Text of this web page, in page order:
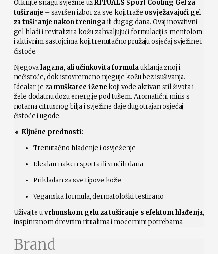
Otkrijte snagu svježine uzRITUALS Sport Cooling Gel za
tuširanje – savršen izbor za sve koji traže osvježavajući gel
za tuširanje nakon treningaili dugog dana. Ovaj inovativni
gel hladi i revitalizira kožu zahvaljujući formulaciji s mentolom
i aktivnim sastojcima koji trenutačno pružaju osjećaj svježine i
čistoće.
Njegovalagana, ali učinkovita formulauklanja znoj i
nečistoće, dok istovremeno njeguje kožu bez isušivanja.
Idealan je za muškarce i žene koji vode aktivan stil života i
žele dodatnu dozu energije pod tušem. Aromatični miris s
notama citrusnog bilja i svježine daje dugotrajan osjećaj
čistoće i ugode.
🔹 Ključne prednosti:
Trenutačno hlađenje i osvježenje
Idealan nakon sporta ili vrućih dana
Prikladan za sve tipove kože
Veganska formula, dermatološki testirano
Uživajte uvrhunskom gelu za tuširanje s efektom hlađenja,
inspiriranom drevnim ritualima i modernim potrebama.
Brand